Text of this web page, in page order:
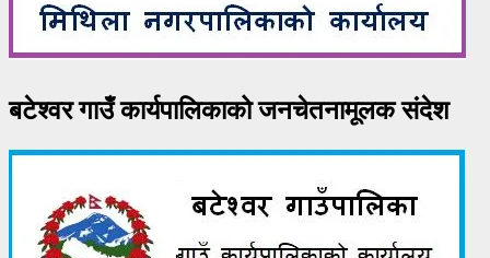
बटेश्वर गाउँ कार्यपालिकाको जनचेतनामूलक संदेश